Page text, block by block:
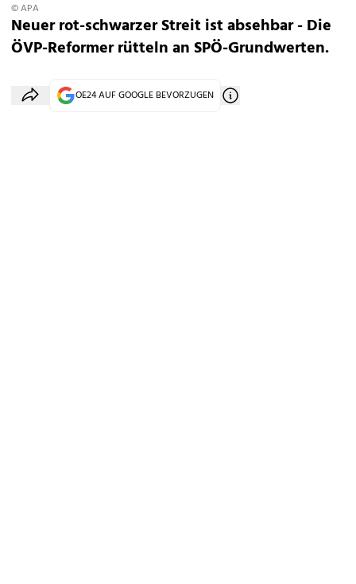
© APA
Neuer rot-schwarzer Streit ist absehbar - Die
ÖVP-Reformer rütteln an SPÖ-Grundwerten.
OE24 AUF GOOGLE BEVORZUGEN